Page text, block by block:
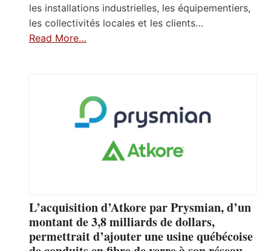
les installations industrielles, les équipementiers,
les collectivités locales et les clients…
Read More…
L’acquisition d’Atkore par Prysmian, d’un
montant de 3,8 milliards de dollars,
permettrait d’ajouter une usine québécoise